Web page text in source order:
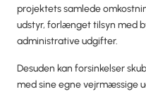
projektets samlede
udstyr, forlænget tilsyn med
administrative udgifter.
Desuden kan forsinkelser
med sine egne vejrmæssige